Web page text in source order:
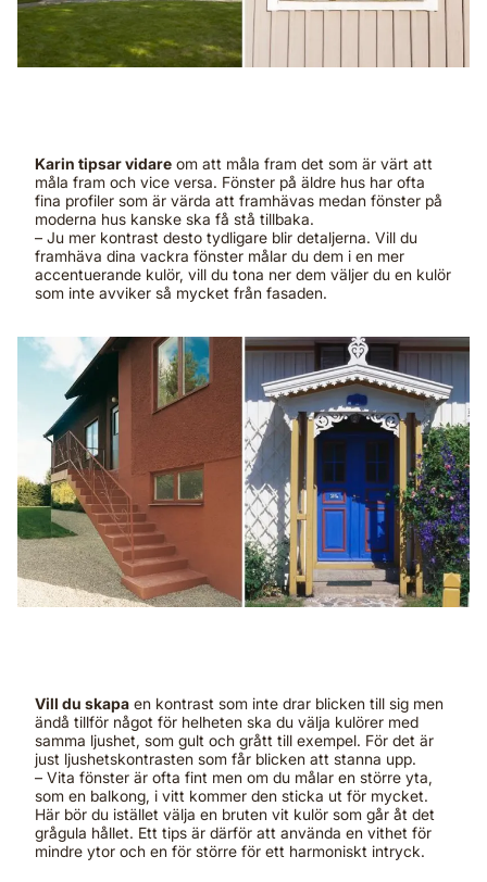
Karin tipsar vidare om att måla fram det som är värt att
måla fram och vice versa. Fönster på äldre hus har ofta
fina profiler som är värda att framhävas medan fönster på
moderna hus kanske ska få stå tillbaka.
– Ju mer kontrast desto tydligare blir detaljerna. Vill du
framhäva dina vackra fönster målar du dem i en mer
accentuerande kulör, vill du tona ner dem väljer du en kulör
som inte avviker så mycket från fasaden.
Vill du skapa en kontrast som inte drar blicken till sig men
ändå tillför något för helheten ska du välja kulörer med
samma ljushet, som gult och grått till exempel. För det är
just ljushetskontrasten som får blicken att stanna upp.
– Vita fönster är ofta fint men om du målar en större yta,
som en balkong, i vitt kommer den sticka ut för mycket.
Här bör du istället välja en bruten vit kulör som går åt det
grågula hållet. Ett tips är därför att använda en vithet för
mindre ytor och en för större för ett harmoniskt intryck.